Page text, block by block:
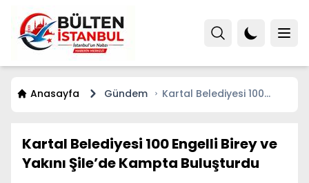
Anasayfa Gündem
Kartal Belediyesi 100
Buluşturdu
Kartal Belediyesi 100 Engelli Birey ve
Yakını Şile’de Kampta Buluşturdu